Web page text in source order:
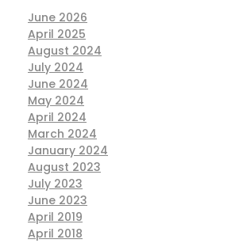
June 2026
April 2025
August 2024
July 2024
June 2024
May 2024
April 2024
March 2024
January 2024
August 2023
July 2023
June 2023
April 2019
April 2018